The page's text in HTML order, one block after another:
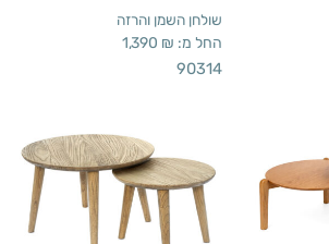
שולחן השמן והרזה
החל מ: 1,390 ₪
90314